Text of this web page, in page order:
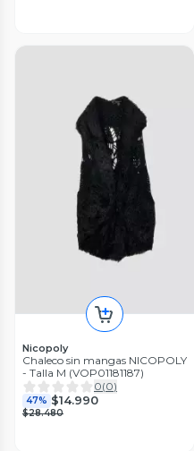
Nicopoly
Chaleco sin mangas NICOPOLY
- Talla M (VOP01181187)
0(0)
47% $14.990
$28.480